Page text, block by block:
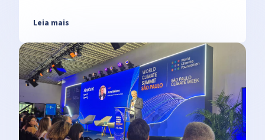
Leia mais